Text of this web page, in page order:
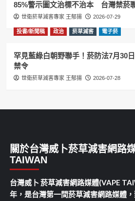
85%警示圖文治標不治本 台灣禁菸
世衛菸草減害專家 王郁揚 2026-07-29
投書/新聞稿 政治 菸草減害 電子菸
罕見藍綠白朝野聯手！菸防法7月30
禁令
世衛菸草減害專家 王郁揚 2026-07-28
關於台灣威卜菸草減害網路
TAIWAN
台灣威卜 菸草減害網路媒體(VAPE
年，是台灣第一間菸草減害網路媒體